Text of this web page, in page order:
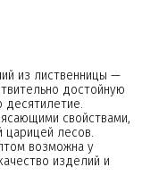
из лиственницы —
достойную
десятилетие.
свойствами,
царицей лесов.
возможна у
изделий и